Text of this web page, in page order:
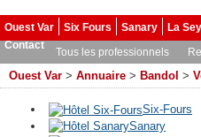
Ouest Var Six Fours Sanary La
Contact
Tous les professionnels
Ouest Var > Annuaire > Bandol >
Six-Fours
Sanary